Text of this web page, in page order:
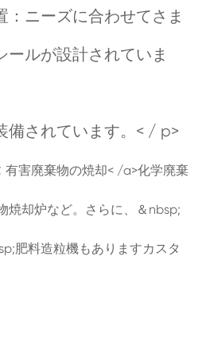
：ニーズに合わせてさま
ールが設計されていま
備されています。< / p>
有害廃棄物の焼却< /a>化学廃棄
焼却炉など。さらに、＆nbsp;
肥料造粒機もありますカスタ